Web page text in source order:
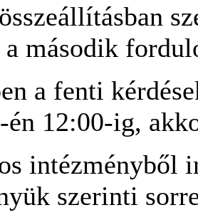
második
a fenti
én 12:00-ig,
intézményből
szerinti